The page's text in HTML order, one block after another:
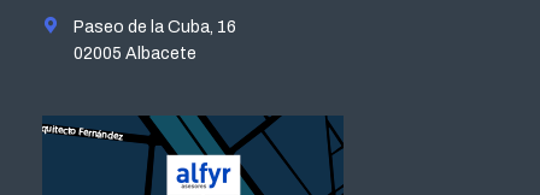
Paseo de la Cuba, 16
02005 Albacete